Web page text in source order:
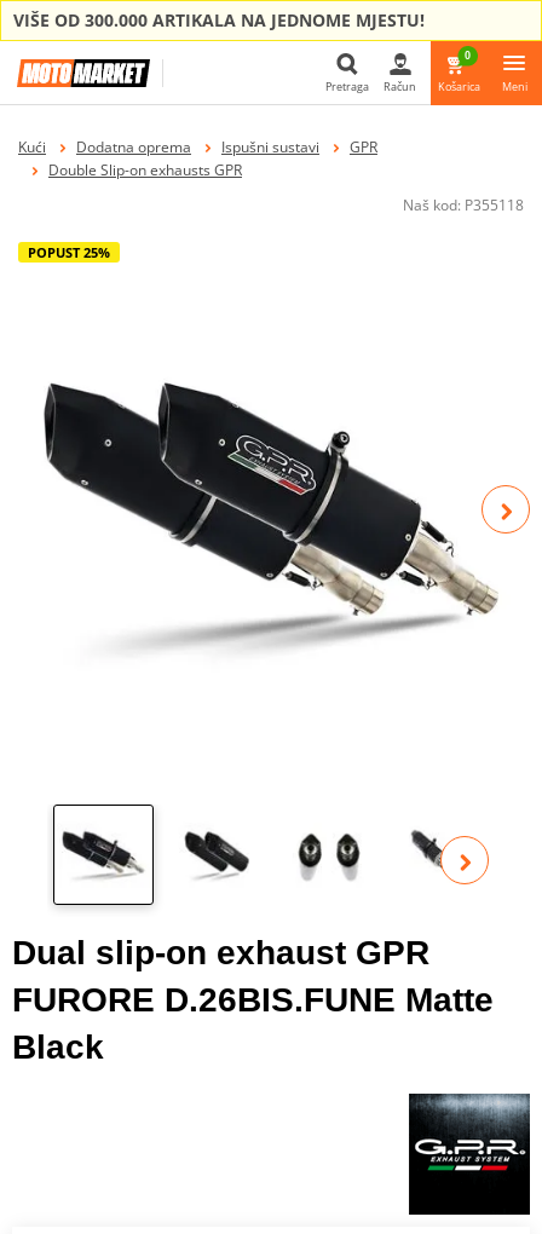
VIŠE OD 300.000 ARTIKALA NA JEDNOME MJESTU!
Pretraga Račun
0
Košarica Meni
Kući Dodatna oprema Ispušni sustavi
GPR
Double Slip-on exhausts GPR
Naš kod: P355118
POPUST 25%
Dual slip-on exhaust GPR
FURORE D.26BIS.FUNE Matte
Black